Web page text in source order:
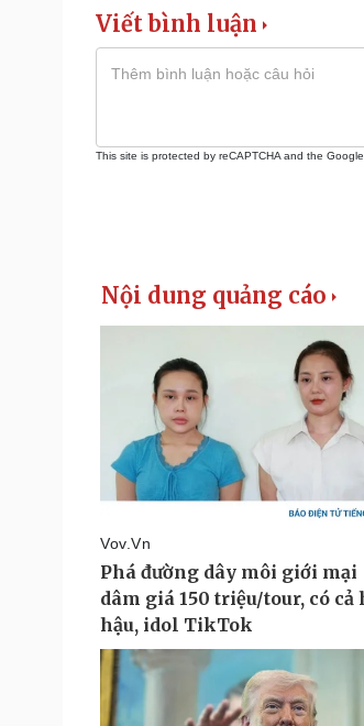
Viết bình luận
This site is protected by reCAPTCHA and the Google